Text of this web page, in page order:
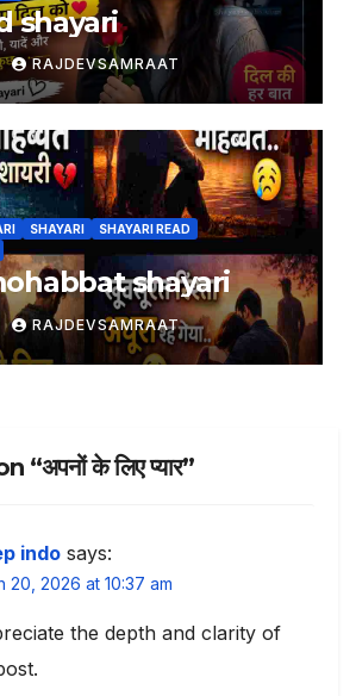
shayari
RAJDEVSAMRAAT
SHAYARI
SHAYARI READ
shayari
RAJDEVSAMRAAT
के लिए प्यार”
indo says:
20, 2026 at 10:37 am
the depth and clarity of